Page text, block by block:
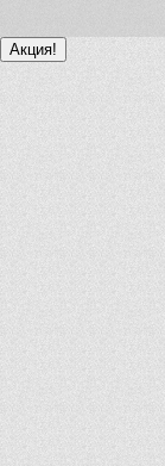
Акция!